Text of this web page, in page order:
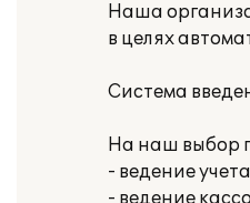
Наша
в целях
Система
На наш выбор
- ведение
- ведение